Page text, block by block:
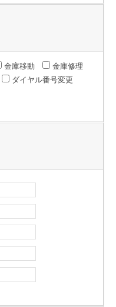
金庫移動
金庫修理
ダイヤル番号変更